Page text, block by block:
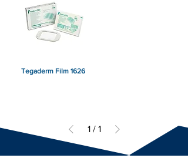
Tegaderm Film 1626
1 / 1